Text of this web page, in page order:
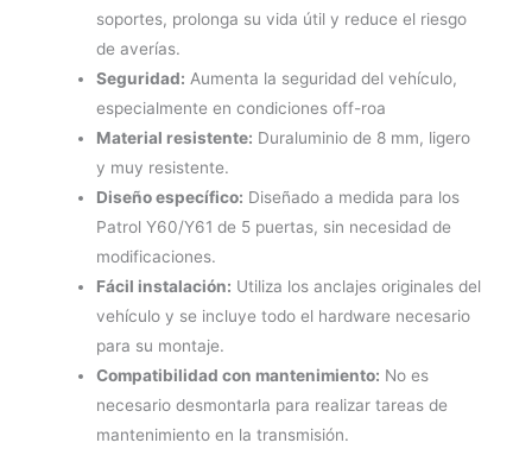
soportes, prolonga su vida útil y reduce el riesgo
de averías.
Seguridad: Aumenta la seguridad del vehículo,
especialmente en condiciones off-roa
Material resistente: Duraluminio de 8 mm, ligero
y muy resistente.
Diseño específico: Diseñado a medida para los
Patrol Y60/Y61 de 5 puertas, sin necesidad de
modificaciones.
Fácil instalación: Utiliza los anclajes originales del
vehículo y se incluye todo el hardware necesario
para su montaje.
Compatibilidad con mantenimiento: No es
necesario desmontarla para realizar tareas de
mantenimiento en la transmisión.